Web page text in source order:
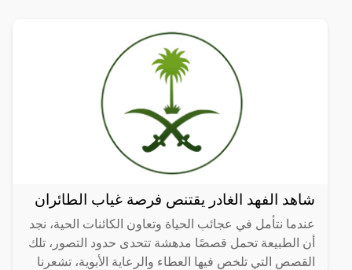
شاهد الفهد الغادر يقتنص فرصة غياب الطائران
عندما نتأمل في عجائب الحياة وتعاون الكائنات الحية، نجد
أن الطبيعة تحمل قصصًا مدهشة تتحدى حدود التصور، تلك
القصص التي تلخص فيها العطاء والرعاية الأبوية، تشعرنا